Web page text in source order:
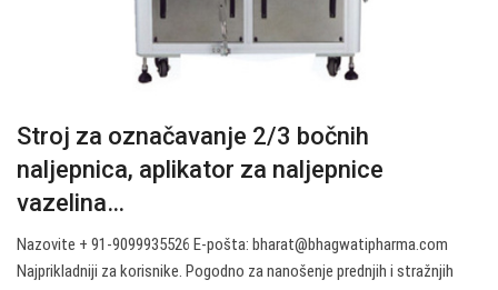
Stroj za označavanje 2/3 bočnih
naljepnica, aplikator za naljepnice
vazelina…
Nazovite + 91-9099935526 E-pošta: bharat@bhagwatipharma.com
Najprikladniji za korisnike. Pogodno za nanošenje prednjih i stražnjih